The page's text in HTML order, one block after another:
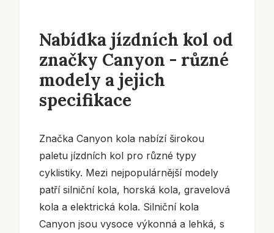
Nabídka jízdních kol od
značky Canyon - různé
modely a jejich
specifikace
Značka Canyon kola nabízí širokou
paletu jízdních kol pro různé typy
cyklistiky. Mezi nejpopulárnější modely
patří silniční kola, horská kola, gravelová
kola a elektrická kola. Silniční kola
Canyon jsou vysoce výkonná a lehká, s